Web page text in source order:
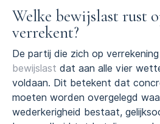
Welke bewijslast rust
verrekent?
De partij die zich op
bewijslast dat aan alle vier
voldaan. Dit betekent dat
moeten worden overgelegd
wederkerigheid bestaat,